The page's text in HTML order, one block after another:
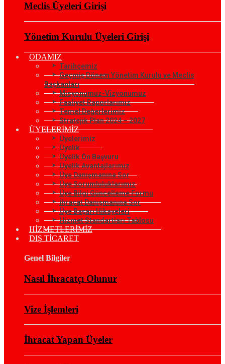
Meclis Üyeleri Girişi
Yönetim Kurulu Üyeleri Girişi
ODAMIZ
Tarihçemiz
Geçmiş Dönem Yönetim Kurulu ve Meclis
Başkanları
Misyonumuz-Vizyonumuz
Faaliyet Raporlarımız
Temel Değerlerimiz
Stratejik Plan 2024 – 2027
ÜYELERİMİZ
Üyelerimiz
Üyelik
Üyelik Ön Başvuru
Üyelik Avantajlarımız
Üye Danışmanına Sor
Üye Sorumluluklarımız
Üye Bilgi Güncelleme Formu
İhracat Danışmanına Sor
Üye Başarı Hikayeleri
Hizmet Standartları Tablosu
HİZMETLERİMİZ
DIŞ TİCARET
Genel Bilgiler
Nasıl İhracatçı Olunur
Vize İşlemleri
İhracat Yapan Üyeler